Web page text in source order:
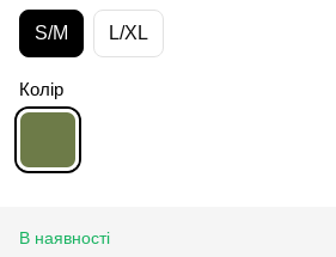
S/M L/XL
Колір
В наявності